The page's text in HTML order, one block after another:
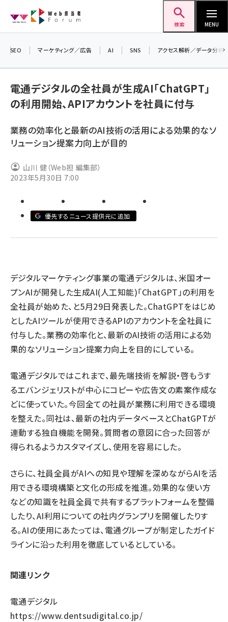
ン
検索 MENU
ai (2799)
note (2308)
z世代 (1617)
SEO マーケティング／広告 AI SNS アクセス解析／データ分析
電通デジタルの全社員が生成AI「ChatGPT」
の利用開始、APIアカウントを社員に付与
業務の効率化と最新のAI技術の活用による効果的なソ
リューション提案力向上が目的
山川 健（Web担 編集部）
2023年5月30日 7:00
優先するニュース提供元に追加
デジタルマーケティング事業の電通デジタルは、米国オー
プンAIが開発した生成AI(人工知能)「ChatGPT」の利用を
全社員が始めた、と5月29日発表した。ChatGPTをはじめ
としたAIツールが使用できるAPIのアカウントを全社員に
付与した。業務の効率化と、最新のAI技術の活用による効
果的なソリューション提案力向上を目的にしている。
電通デジタルではこれまで、最先端技術を解説・啓もうす
るエバンジェリストが中心にコピーや広告文の素案作成な
どに使っていた。今回全ての社員が業務に利用できる環境
を整えた。同社は、最新の社内データベースとChatGPTが
連動する独自機能を開発。質問者の意図に合った回答が
得られるようカスタマイズし、使用を容易にした。
さらに、社員全員がAIへの知見や理解を深めながらAIを活
用できる環境構築と文化の形成を推進。効果的な使い方
などの知識を社員全員で共有するプラットフォームを整備
したり、AI利用についての社内グランプリを開催したりす
る。AIの使用にあたっては、電通グループが制定したガイド
ラインに沿った利用を徹底しているとしている。
関連リンク
電通デジタル
https://www.dentsudigital.co.jp/